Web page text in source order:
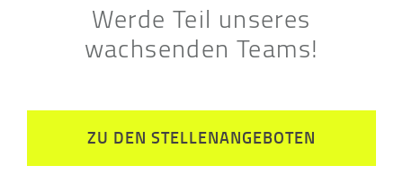
Werde Teil unseres
wachsenden Teams!
ZU DEN STELLENANGEBOTEN